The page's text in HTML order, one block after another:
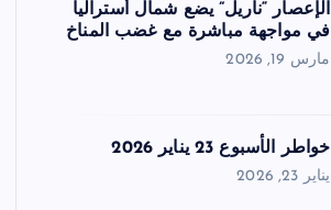
الإعصار “ناريل” يضع شمال أستراليا
في مواجهة مباشرة مع غضب المناخ
مارس 19, 2026
خواطر الأسبوع 23 يناير 2026
يناير 23, 2026